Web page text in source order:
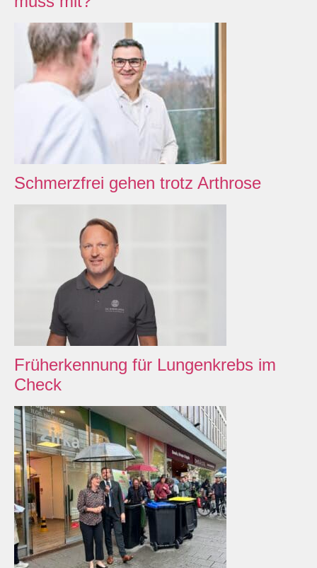
Schmerzfrei gehen trotz Arthrose
Früherkennung für Lungenkrebs im
Check